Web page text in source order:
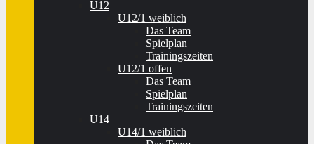
U12
U12/1 weiblich
Das Team
Spielplan
Trainingszeiten
U12/1 offen
Das Team
Spielplan
Trainingszeiten
U14
U14/1 weiblich